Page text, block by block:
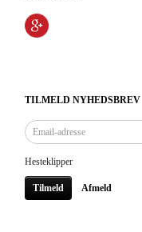
TILMELD NYHEDSBREV
Email-
adresse
Hesteklipper
Tilmeld Afmeld